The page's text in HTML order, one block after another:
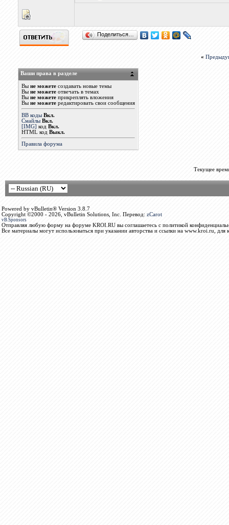
Поделиться…
«
Ваши права в разделе
Вы не можетесоздавать новые темы
Вы не можетеотвечать в темах
Вы не можетеприкреплять вложения
Вы не можетередактировать свои сообщения
BB коды Вкл.
Смайлы Вкл.
[IMG] код Вкл.
HTML код Выкл.
Правила форума
Текущее
Powered by vBulletin® Version 3.8.7
Copyright ©2000 - 2026, vBulletin Solutions, Inc. Перевод: zCarot
vB.Sponsors
Отправляя любую форму на форуме KROI.RU вы соглашаетесь с политикой
Все материалы могут использоваться при указании авторства и ссылки на www.kroi.ru, для